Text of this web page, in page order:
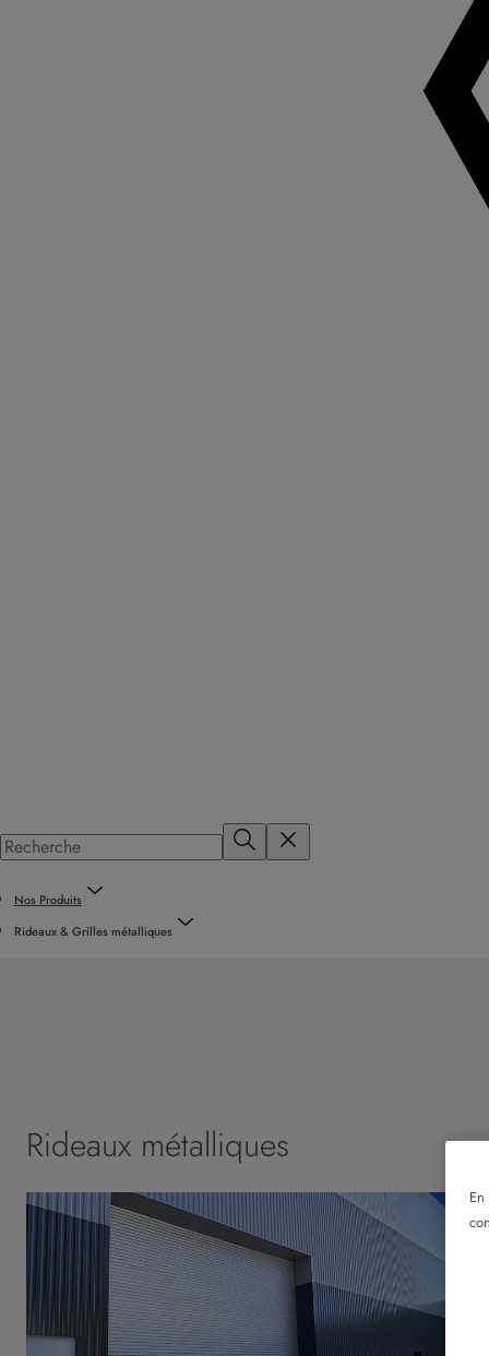
Nos Produits
Rideaux & Grilles métalliques
Rideaux métalliques